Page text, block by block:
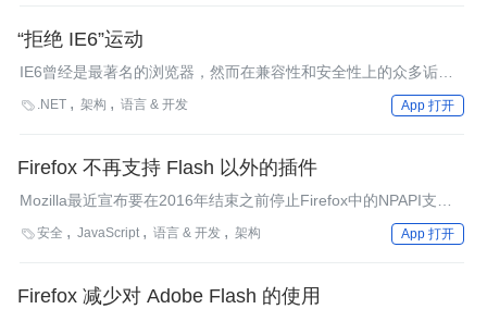
“拒绝 IE6”运动
IE6曾经是最著名的浏览器，然而在兼容性和安全性上的众多诟
病，最终导致了“拒绝IE6”运动，并得到了那些不愿意再为照顾IE6
 .NET 架构 语言 & 开发 App 打开
Firefox 不再支持 Flash 以外的插件
Mozilla最近宣布要在2016年结束之前停止Firefox中的NPAPI支
持，Flash是唯一的得到继续支持的插件。
安全 JavaScript 语言 & 开发 架构 App 打开
Firefox 减少对 Adobe Flash 的使用